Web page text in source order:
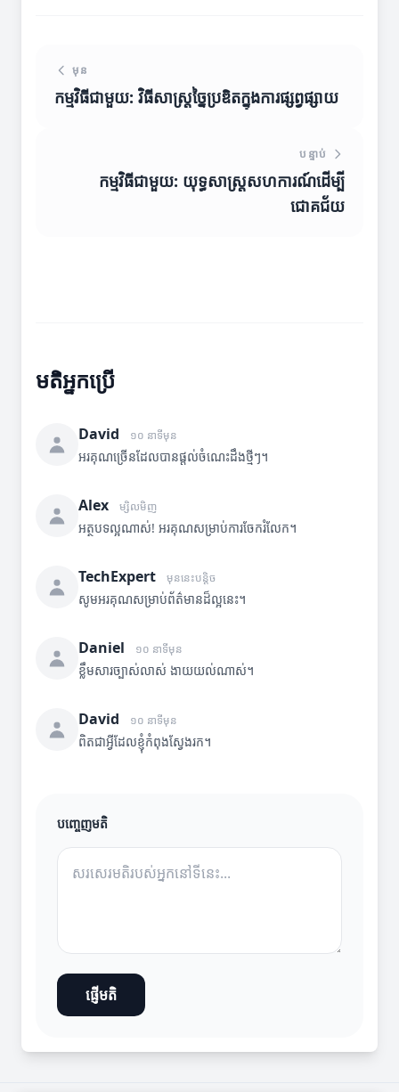
មុន
កម្មវិធីជាមួយ: វិធីសាស្រ្តច្នៃប្រឌិតក្នុងការផ្សព្វផ្សាយ
បន្ទាប់
កម្មវិធីជាមួយ: យុទ្ធសាស្រ្តសហការណ៍ដើម្បី
ជោគជ័យ
មតិអ្នកប្រើ
David ១០ នាទីមុន
អរគុណច្រើនដែលបានផ្តល់ចំណេះដឹងថ្មីៗ។
Alex ម្សិលមិញ
អត្ថបទល្អណាស់! អរគុណសម្រាប់ការចែករំលែក។
TechExpert មុននេះបន្តិច
សូមអរគុណសម្រាប់ព័ត៌មានដ៏ល្អនេះ។
Daniel ១០ នាទីមុន
ខ្លឹមសារច្បាស់លាស់ ងាយយល់ណាស់។
David ១០ នាទីមុន
ពិតជាអ្វីដែលខ្ញុំកំពុងស្វែងរក។
បញ្ចេញមតិ
ផ្ញើមតិ